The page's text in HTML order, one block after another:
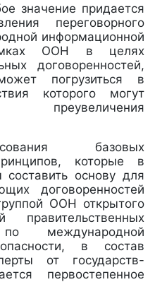
значение придается
переговорного
информационной
ООН в целях
договоренностей,
погрузиться в
которого могут
базовых
которые в
основу для
договоренностей
ООН открытого
международной
в состав
от государств-
первостепенное